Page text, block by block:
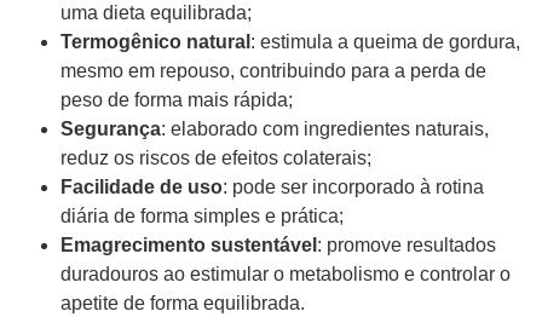
uma dieta equilibrada;
Termogênico natural : estimula a queima de gordura,
mesmo em repouso, contribuindo para a perda de
peso de forma mais rápida;
Segurança: elaborado com ingredientes naturais,
reduz os riscos de efeitos colaterais;
Facilidade de uso: pode ser incorporado à rotina
diária de forma simples e prática;
Emagrecimento sustentável : promove resultados
duradouros ao estimular o metabolismo e controlar o
apetite de forma equilibrada.